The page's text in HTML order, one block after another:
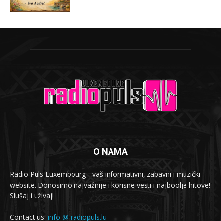
O NAMA
Radio Puls Luxembourg - vaš informativni, zabavni i muzički
website. Donosimo najvažnije i korisne vesti i najboolje hitove!
Slušaj i uživaj!
Contact us: info @ radiopuls.lu